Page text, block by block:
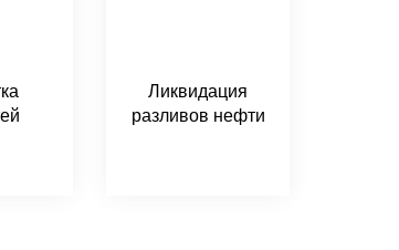
Ликвидация
разливов нефти